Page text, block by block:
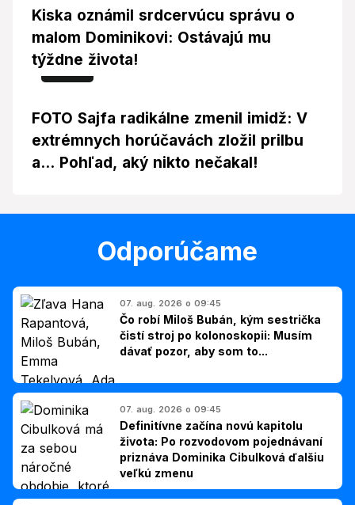
Kiska oznámil srdcervúcu správu o
malom Dominikovi: Ostávajú mu
týždne života!
Foto
FOTO Sajfa radikálne zmenil imidž: V
extrémnych horúčavách zložil prilbu
a... Pohľad, aký nikto nečakal!
Odporúčame
07. aug. 2026 o 09:45
Čo robí Miloš Bubán, kým sestrička
čistí stroj po kolonoskopii: Musím
dávať pozor, aby som to...
07. aug. 2026 o 09:45
Definitívne začína novú kapitolu
života: Po rozvodovom pojednávaní
priznáva Dominika Cibulková ďalšiu
veľkú zmenu